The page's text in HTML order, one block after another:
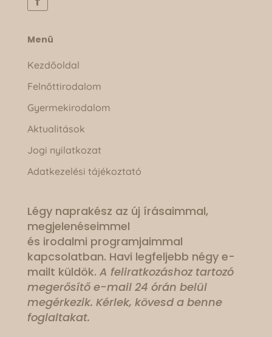
Menü
Kezdőoldal
Felnőttirodalom
Gyermekirodalom
Aktualitások
Jogi nyilatkozat
Adatkezelési tájékoztató
Légy naprakész az új írásaimmal,
megjelenéseimmel
és irodalmi programjaimmal
kapcsolatban. Havi legfeljebb négy e-
mailt küldök. A feliratkozáshoz tartozó
megerősítő e-mail 24 órán belül
megérkezik. Kérlek, kövesd a benne
foglaltakat.